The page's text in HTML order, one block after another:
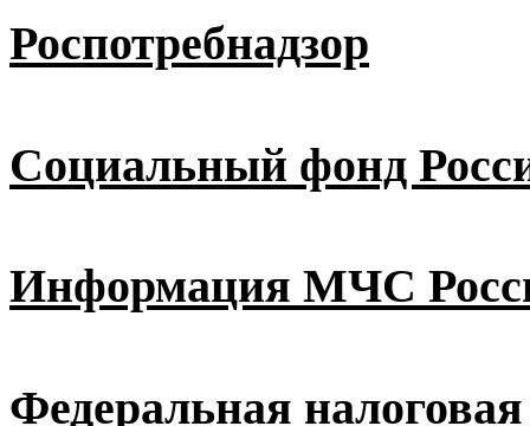
Роспотребнадзор
Социальный фонд
Информация МЧС
Федеральная